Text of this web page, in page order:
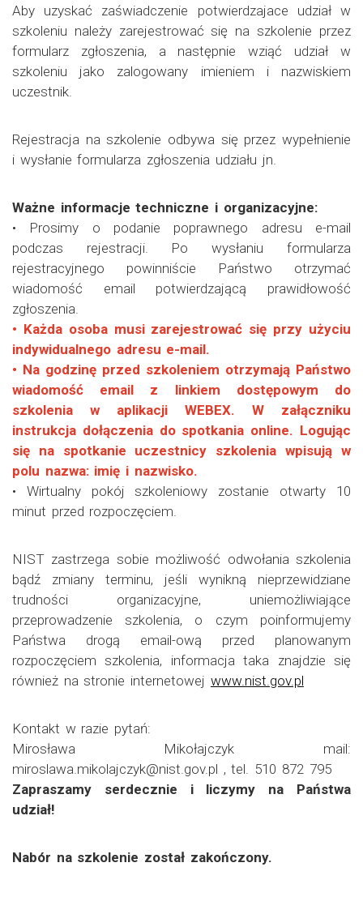
Aby uzyskać zaświadczenie potwierdzajace udział w
szkoleniu należy zarejestrować się na szkolenie przez
formularz zgłoszenia, a następnie wziąć udział w
szkoleniu jako zalogowany imieniem i nazwiskiem
uczestnik.
Rejestracja na szkolenie odbywa się przez wypełnienie
i wysłanie formularza zgłoszenia udziału jn.
Ważne informacje techniczne i organizacyjne:
• Prosimy o podanie poprawnego adresu e-mail
podczas rejestracji. Po wysłaniu formularza
rejestracyjnego powinniście Państwo otrzymać
wiadomość email potwierdzającą prawidłowość
zgłoszenia.
• Każda osoba musi zarejestrować się przy użyciu
indywidualnego adresu e-mail.
• Na godzinę przed szkoleniem otrzymają Państwo
wiadomość email z linkiem dostępowym do
szkolenia w aplikacji WEBEX. W załączniku
instrukcja dołączenia do spotkania online. Logując
się na spotkanie uczestnicy szkolenia wpisują w
polu nazwa: imię i nazwisko.
• Wirtualny pokój szkoleniowy zostanie otwarty 10
minut przed rozpoczęciem.
NIST zastrzega sobie możliwość odwołania szkolenia
bądź zmiany terminu, jeśli wynikną nieprzewidziane
trudności organizacyjne, uniemożliwiające
przeprowadzenie szkolenia, o czym poinformujemy
Państwa drogą email-ową przed planowanym
rozpoczęciem szkolenia, informacja taka znajdzie się
również na stronie internetowej www.nist.gov.pl
Kontakt w razie pytań:
Mirosława Mikołajczyk mail:
miroslawa.mikolajczyk@nist.gov.pl , tel. 510 872 795
Zapraszamy serdecznie i liczymy na Państwa
udział!
Nabór na szkolenie został zakończony.